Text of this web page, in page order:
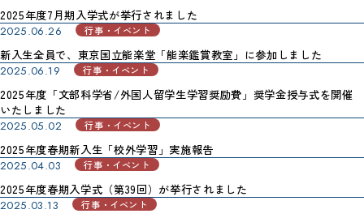
2025年度7月期入学式が挙行されました
2025.06.26
行事・イベント
新入生全員で、東京国立能楽堂「能楽鑑賞教室」に参加しました
2025.06.19
行事・イベント
2025年度「文部科学省/外国人留学生学習奨励費」奨学金授与式を開催
いたしました
2025.05.02
行事・イベント
2025年度春期新入生「校外学習」実施報告
2025.04.03
行事・イベント
2025年度春期入学式（第39回）が挙行されました
2025.03.13
行事・イベント